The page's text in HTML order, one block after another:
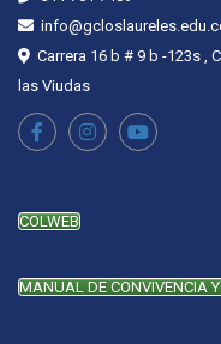
Carrera 16 b # 9 b -123s ,
las Viudas
COLWEB
MANUAL DE CONVIVENCIA Y